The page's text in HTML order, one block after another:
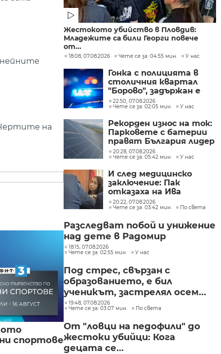
нейните
на
спортове
Жестокото убийство в Пловдив:
Младежите са били Георги повече
от...
18:08, 07.08.2026 Чете се за: 04:55 мин. У нас
Гонка с полицията в
столичния квартал
"Борово", задържан е
мъж, у когото са
намерени 460 000 евро
22:50, 07.08.2026
Чете се за: 02:05 мин.
У нас
Рекорден износ на ток:
Парковете с батерии
правят България лидер
на пазара
20:28, 07.08.2026
Чете се за: 05:42 мин.
У нас
И след медицинско
заключение: Пак
отказаха на Ива
Михайлова да се лекува
в България
20:22, 07.08.2026
Чете се за: 03:42 мин.
По света
Разследват побой и унижение
над дете в Радомир
18:15, 07.08.2026
Чете се за: 02:55 мин.
У нас
Под стрес, свързан с
образованието, е бил
ученикът, застрелял осем...
19:48, 07.08.2026
Чете се за: 03:07 мин.
По света
От "ловци на педофили" до
жестоки убийци: Кога
децата се...